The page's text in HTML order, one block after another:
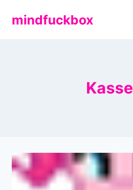
Inhaltmindfuckbox
Kasse